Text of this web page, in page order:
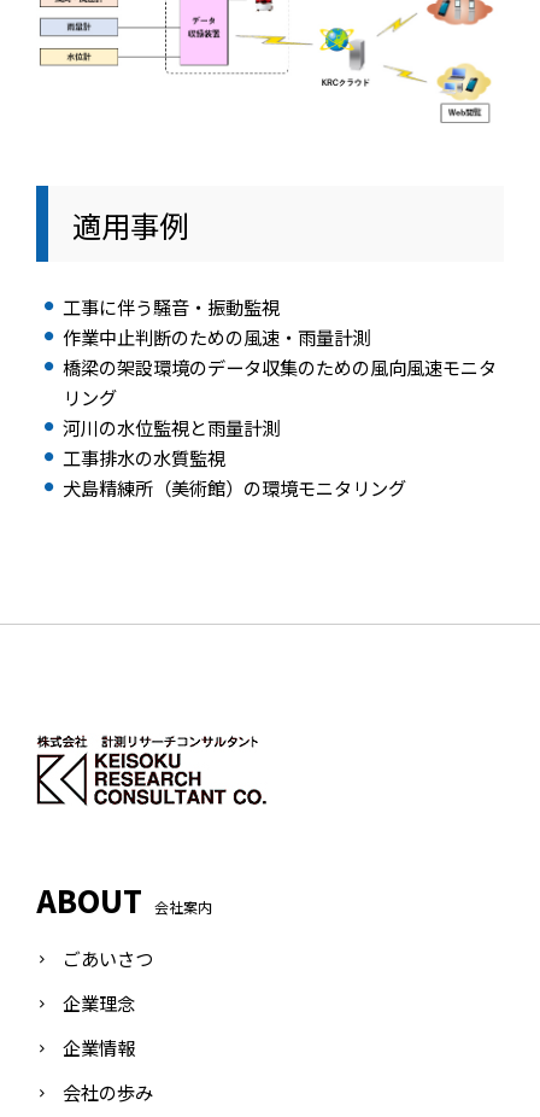
適用事例
工事に伴う騒音・振動監視
作業中止判断のための風速・雨量計測
橋梁の架設環境のデータ収集のための風向風速モニタ
リング
河川の水位監視と雨量計測
工事排水の水質監視
犬島精練所（美術館）の環境モニタリング
ABOUT 会社案内
ごあいさつ
企業理念
企業情報
会社の歩み